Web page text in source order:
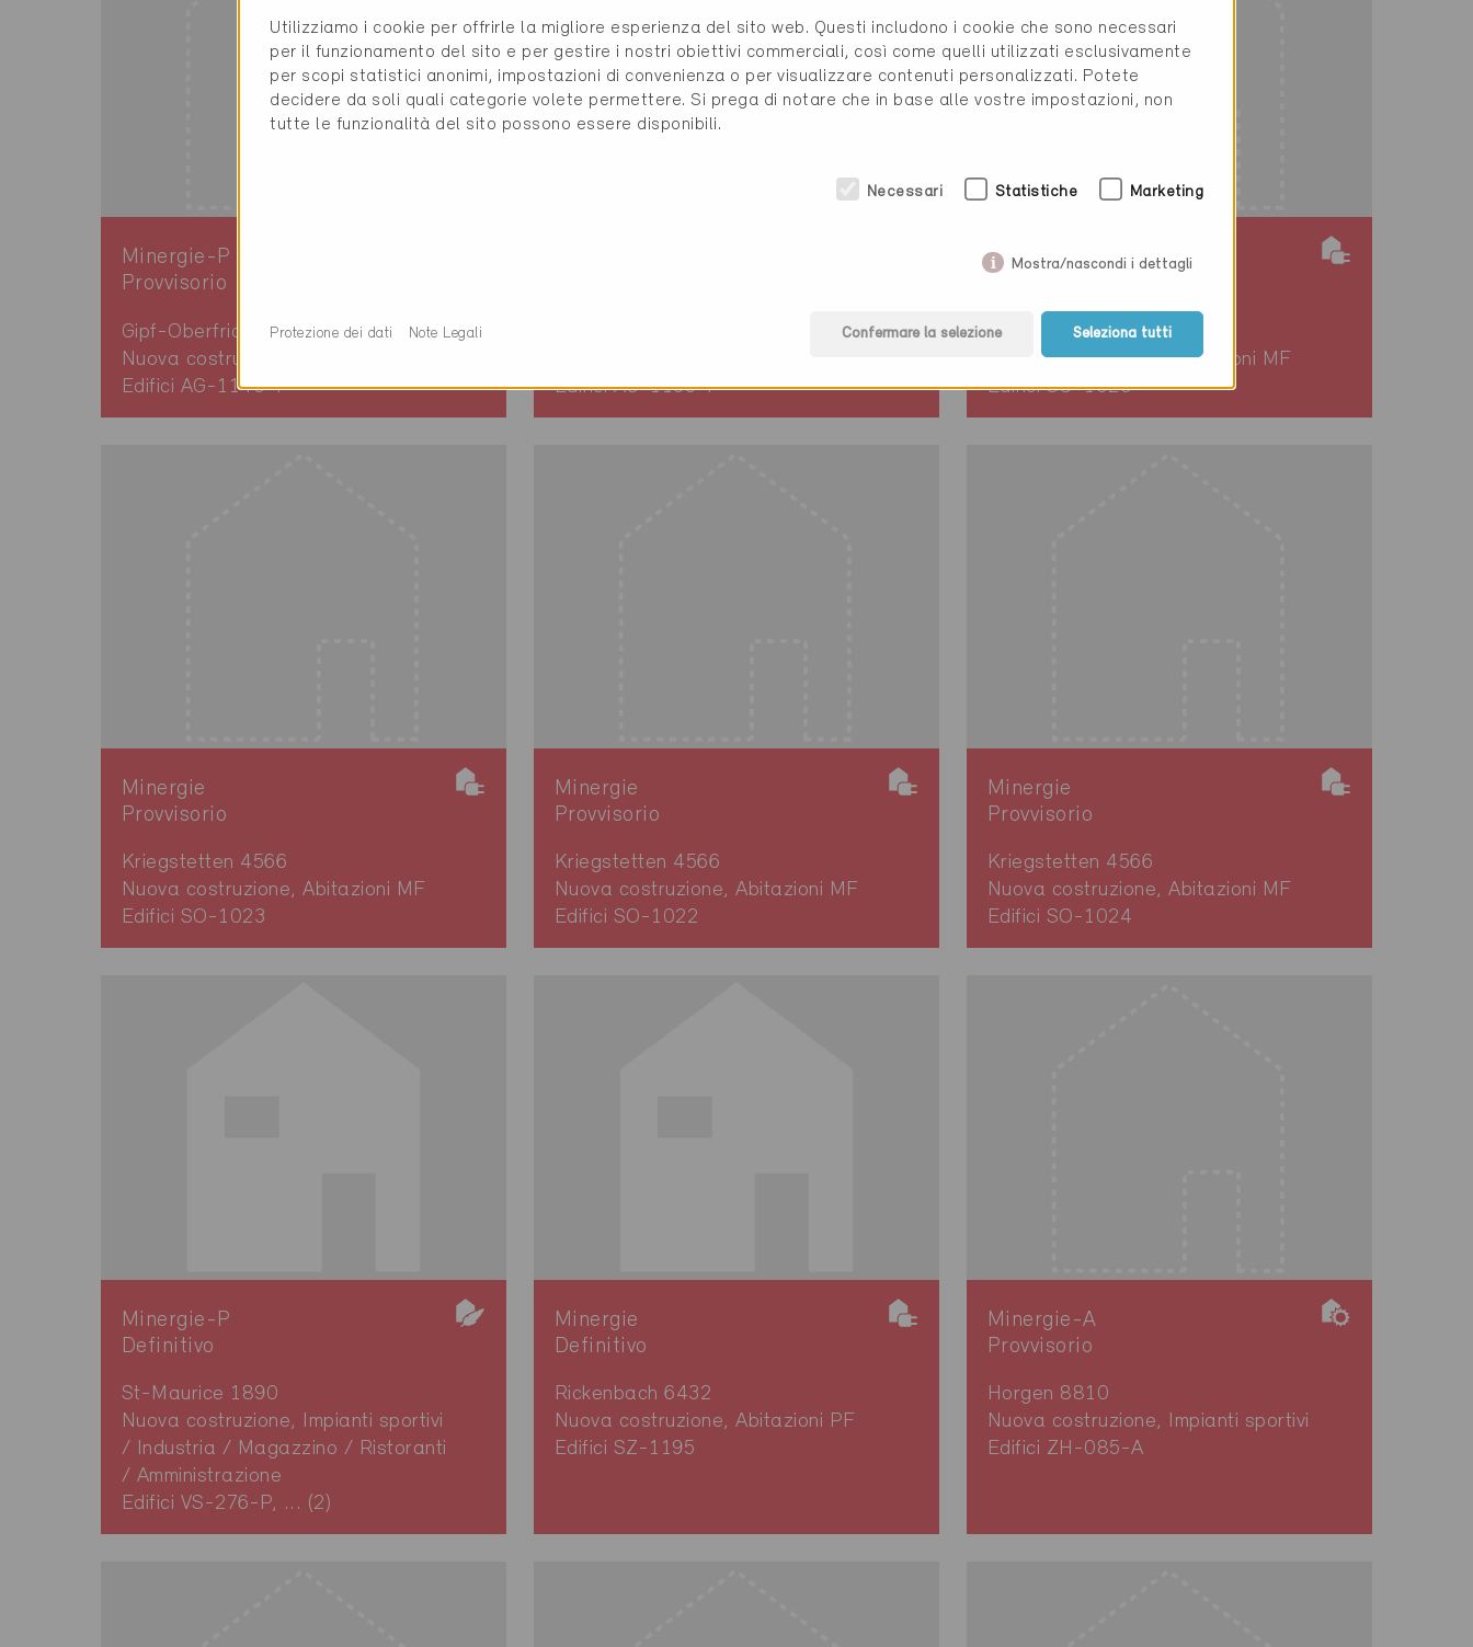
Minergie-P
Provvisorio
Gipf-Oberfrick 5073
Nuova costruzione, Abitazioni PF
Edifici AG-1140-P
Edifici AG-1139-P
Minergie
Kriegstetten 4566
Nuova costruzione, Abitazioni MF
Edifici SO-1020
Minergie
Provvisorio
Kriegstetten 4566
Nuova costruzione, Abitazioni MF
Edifici SO-1023
Minergie
Provvisorio
Kriegstetten 4566
Nuova costruzione, Abitazioni MF
Edifici SO-1022
Minergie
Provvisorio
Kriegstetten 4566
Nuova costruzione, Abitazioni MF
Edifici SO-1024
Minergie-P
Definitivo
St-Maurice 1890
Nuova costruzione, Impianti sportivi
/ Industria / Magazzino / Ristoranti
/ Amministrazione
Edifici VS-276-P, ... (2)
Minergie
Definitivo
Rickenbach 6432
Nuova costruzione, Abitazioni PF
Edifici SZ-1195
Minergie-A
Provvisorio
Horgen 8810
Nuova costruzione, Impianti sportivi
Edifici ZH-085-A
Utilizziamo i cookie per offrirle la migliore esperienza del sito web. Questi includono i cookie che sono necessari
per il funzionamento del sito e per gestire i nostri obiettivi commerciali, così come quelli utilizzati esclusivamente
per scopi statistici anonimi, impostazioni di convenienza o per visualizzare contenuti personalizzati. Potete
decidere da soli quali categorie volete permettere. Si prega di notare che in base alle vostre impostazioni, non
tutte le funzionalità del sito possono essere disponibili.
Necessari Statistiche Marketing
Mostra/nascondi i dettagli
Confermare la selezione Seleziona tutti
Protezione dei dati Note Legali